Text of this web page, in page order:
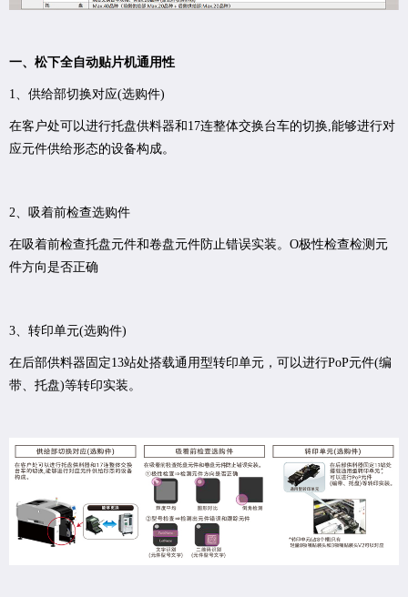
一、松下全自动贴片机通用性
1、供给部切换对应(选购件)
在客户处可以进行托盘供料器和17连整体交换台车的切换,能够进行对
应元件供给形态的设备构成。
2、吸着前检查选购件
在吸着前检查托盘元件和卷盘元件防止错误实装。O极性检查检测元
件方向是否正确
3、转印单元(选购件)
在后部供料器固定13站处搭载通用型转印单元，可以进行PoP元件(编
带、托盘)等转印实装。